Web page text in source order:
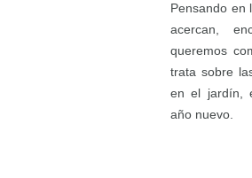
Pensando en
acercan,
queremos
trata sobre
en el jardín,
año nuevo.